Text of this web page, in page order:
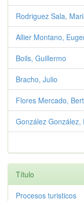
Rodriguez Sala,
Allier Montano,
Boils, Guillermo
Bracho, Julio
Flores Mercado,
González González,
Título
Procesos turisticos